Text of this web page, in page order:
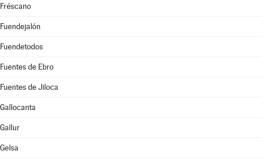
Fréscano
Fuendejalón
Fuendetodos
Fuentes de Ebro
Fuentes de Jiloca
Gallocanta
Gallur
Gelsa